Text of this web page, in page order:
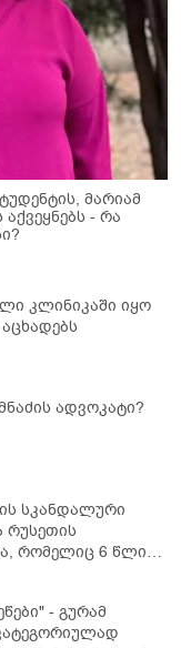
მარიამ
- რა
კლინიკაში იყო
ადვოკატი?
სკანდალური
რუსეთის
რომელიც 6 წლის
- გუ­რა­მ